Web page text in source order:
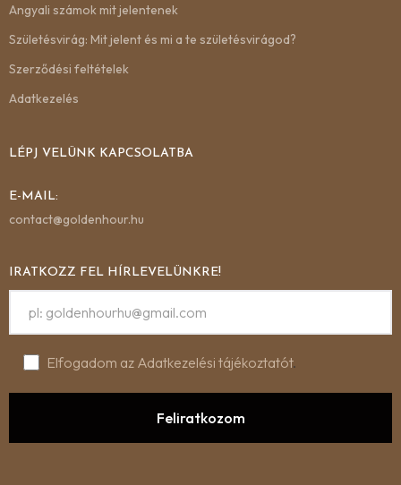
Angyali számok mit jelentenek
Születésvirág: Mit jelent és mi a te születésvirágod?
Szerződési feltételek
Adatkezelés
LÉPJ VELÜNK KAPCSOLATBA
E-MAIL:
contact@goldenhour.hu
IRATKOZZ FEL HÍRLEVELÜNKRE!
Elfogadom az Adatkezelési tájékoztatót.